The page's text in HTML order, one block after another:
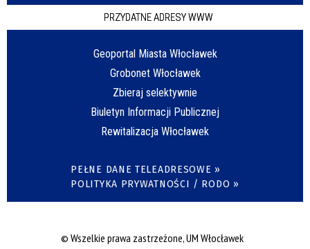
PRZYDATNE ADRESY WWW
Geoportal Miasta Włocławek
Grobonet Włocławek
Zbieraj selektywnie
Biuletyn Informacji Publicznej
Rewitalizacja Włocławek
PEŁNE DANE TELEADRESOWE »
POLITYKA PRYWATNOŚCI / RODO »
© Wszelkie prawa zastrzeżone, UM Włocławek